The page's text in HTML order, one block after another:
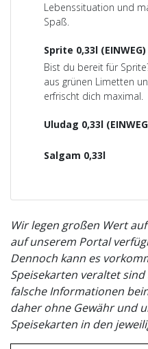
Lebenssituation und
Spaß.
Sprite 0,33l (EINWEG)
Bist du bereit für
aus grünen Limetten
erfrischt dich maximal.
Uludag 0,33l
Salgam 0,33l
Wir legen großen Wert
auf unserem Portal
Dennoch kann es
Speisekarten veraltet
falsche Informationen
daher ohne Gewähr und
Speisekarten in den